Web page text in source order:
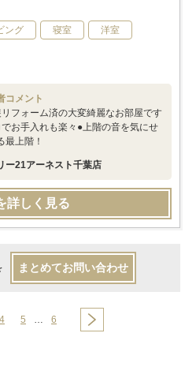
ング 寝室 洋室
コメント
フォーム済の大変綺麗なお部屋です
お手入れも楽々●上階の音を気にせ
最上階！
ー21アーネスト千葉店
詳しく見る
まとめてお問い合わせ
4 5 … 6